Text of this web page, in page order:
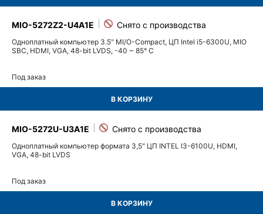
MIO-5272Z2-U4A1E
Одноплатный компьютер 3.5" MI/O-Compact, ЦП Intel i5-6300U, MIO
SBC, HDMI, VGA, 48-bit LVDS, -40 ~ 85° C
Под заказ
В КОРЗИНУ
MIO-5272U-U3A1E
Одноплатный компьютер формата 3,5" ЦП INTEL I3-6100U, HDMI,
VGA, 48-bit LVDS
Под заказ
В КОРЗИНУ